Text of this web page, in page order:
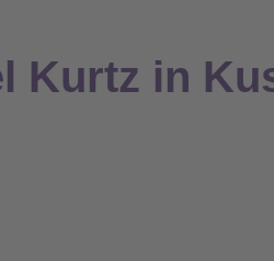
Kurtz in